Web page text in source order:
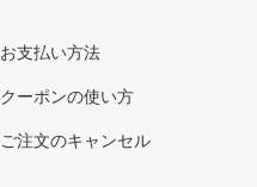
お支払い方法
クーポンの使い方
ご注文のキャンセル